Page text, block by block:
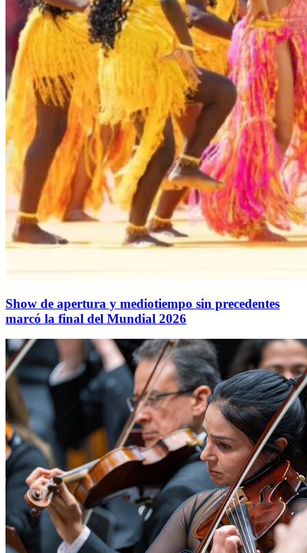
Show de apertura y mediotiempo sin precedentes
marcó la final del Mundial 2026